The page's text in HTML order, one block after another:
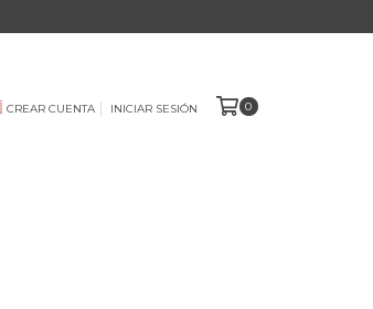
CREAR CUENTA INICIAR SESIÓN 0